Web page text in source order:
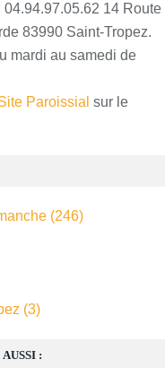
04.94.97.05.62 14 Route
83990 Saint-Tropez.
mardi au samedi de
Paroissial sur le
:
(246)
(3)